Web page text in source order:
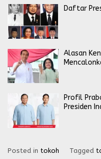
Daftar
Alasan
Profil
Presiden
Posted in tokoh Tagged